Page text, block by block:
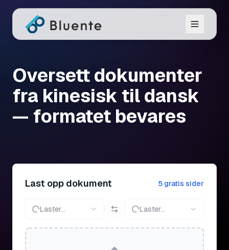
Oversett dokumenter
fra kinesisk til dansk
— formatet bevares
Last opp dokument 5 gratis sider
Laster... Laster...